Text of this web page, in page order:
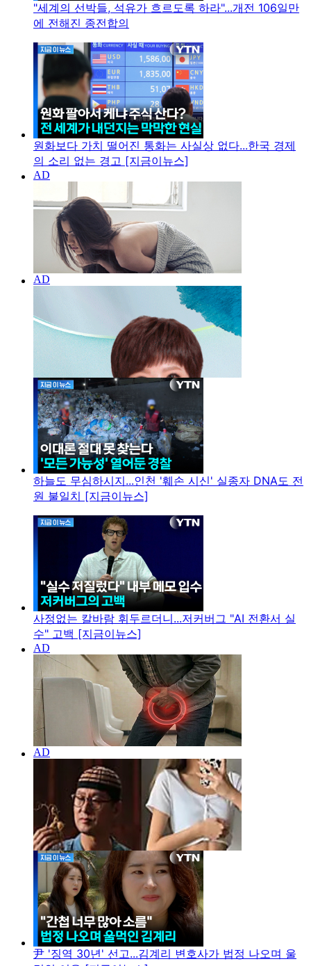
"세계의 선박들, 석유가 흐르도록 하라"...개전 106일만
에 전해진 종전합의
원화보다 가치 떨어진 통화는 사실상 없다...한국 경제
의 소리 없는 경고 [지금이뉴스]
하늘도 무심하시지...인천 '훼손 시신' 실종자 DNA도 전
원 불일치 [지금이뉴스]
사정없는 칼바람 휘두르더니...저커버그 "AI 전환서 실
수" 고백 [지금이뉴스]
尹 '징역 30년' 선고...김계리 변호사가 법정 나오며 울